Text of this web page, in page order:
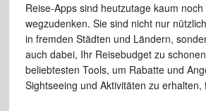
Reise-Apps sind heutzutage kaum
wegzudenken. Sie sind nicht nur
in fremden Städten und Ländern,
auch dabei, Ihr Reisebudget zu
beliebtesten Tools, um Rabatte und
Sightseeing und Aktivitäten zu erhalten,